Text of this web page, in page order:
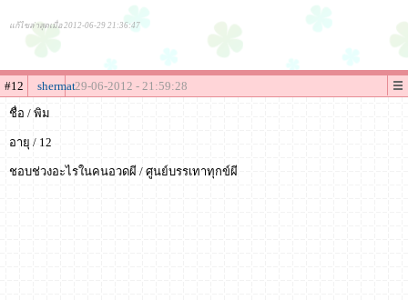
แก้ไขล่าสุดเมื่อ 2012-06-29 21:36:47
#12 shermat29-06-2012 - 21:59:28
ชื่อ / พิม
อายุ / 12
ชอบช่วงอะไรในคนอวดผี / ศูนย์บรรเทาทุกข์ผี